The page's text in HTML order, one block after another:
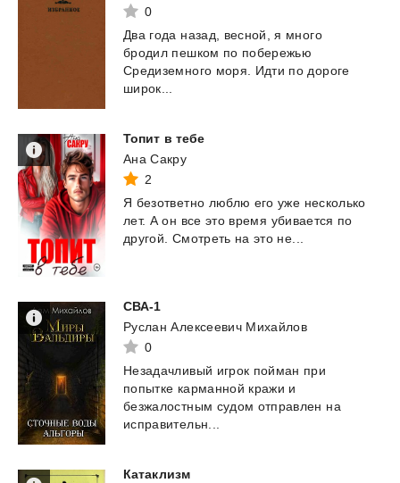
0
Два года назад, весной, я много
бродил пешком по побережью
Средиземного моря. Идти по дороге
широк...
Топит в тебе
Ана Сакру
2
Я безответно люблю его уже несколько
лет. А он все это время убивается по
другой. Смотреть на это не...
СВА-1
Руслан Алексеевич Михайлов
0
Незадачливый игрок пойман при
попытке карманной кражи и
безжалостным судом отправлен на
исправительн...
Катаклизм